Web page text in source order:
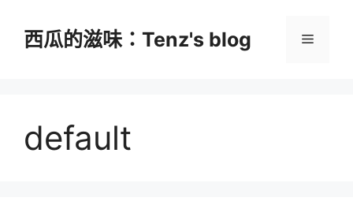
西瓜的滋味：Tenz's blog 選
default